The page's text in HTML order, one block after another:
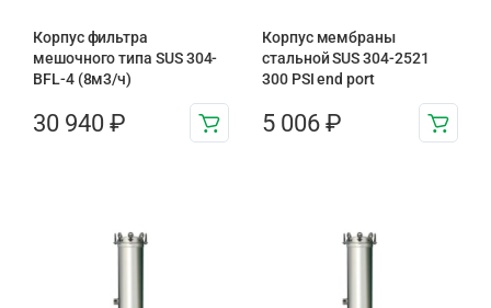
Корпус фильтра
мешочного типа SUS 304-
BFL-4 (8м3/ч)
30 940 ₽
Корпус мембраны
стальной SUS 304-2521
300 PSI end port
5 006 ₽